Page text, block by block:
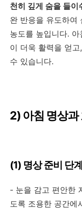
천히 깊게 숨을 들이
완 반응을 유도하여
농도를 높입니다. 아
이 더욱 활력을 얻고,
수 있습니다.
2) 아침 명상
(1) 명상 준비 단계
- 눈을 감고 편안한
도록 조용한 공간에